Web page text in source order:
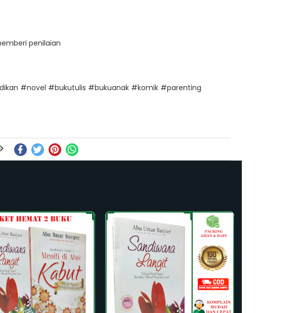
penilaian
#novel #bukutulis #bukuanak #komik #parenting